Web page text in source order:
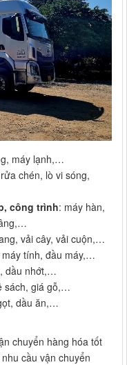
máy lạnh,…
chén, lò vi sóng,
công trình: máy hàn,
vải cây, vải cuộn,…
tính, đầu máy,…
dầu nhớt,…
sách, giá gỗ,…
dầu ăn,…
chuyển hàng hóa tốt
cầu vận chuyển